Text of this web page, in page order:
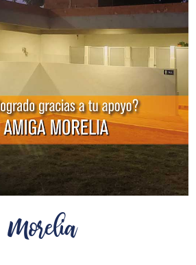
Morelia